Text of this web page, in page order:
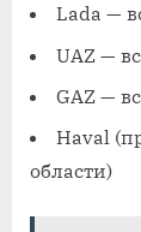
Lada —
UAZ —
GAZ —
Haval
области)